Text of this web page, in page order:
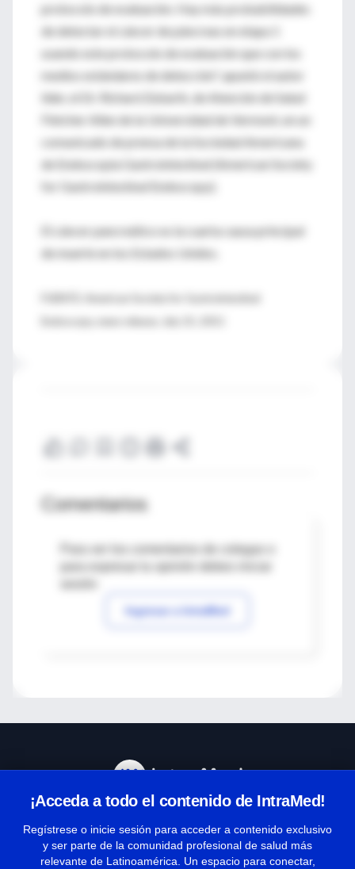
protocolo de evaluación. Hay más probabilidades
de detectar el cáncer de páncreas en etapa 1
usando este protocolo de evaluación que con los
medios estándares de detección", apuntó el autor
líder, el Dr. Richard Zubarik, de Atención de Salud
Fletcher Allen de la Universidad de Vermont, en un
comunicado de prensa de la Sociedad Americana
de Endoscopia Gastrointestinal (American Society
for Gastrointestinal Endoscopy).
El cáncer pancreático es la cuarta causa principal
de muerte en los Estados Unidos.
Comentarios
Para ver los comentarios de colegas o
Ingresar a IntraMed
¡Acceda a todo el contenido de IntraMed!
Regístrese o inicie sesión para acceder a contenido exclusivo
y ser parte de la comunidad profesional de salud más
relevante de Latinoamérica. Un espacio para conectar,